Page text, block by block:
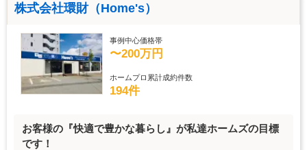
株式会社環財（Home's）
事例中心価格帯
〜200万円
ホームプロ累計成約件数
194件
お客様の『快適で豊かな暮らし』が私達ホームズの目標
です！